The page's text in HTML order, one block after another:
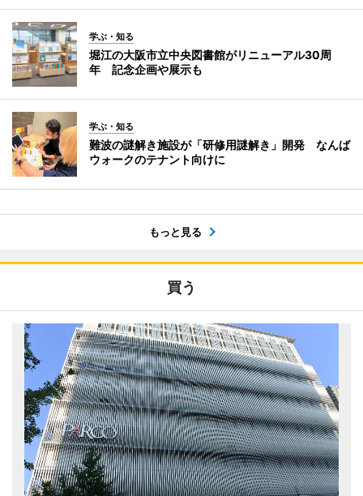
学ぶ・知る
堀江の大阪市立中央図書館がリニューアル30周
年 記念企画や展示も
学ぶ・知る
難波の謎解き施設が「研修用謎解き」開発 なんば
ウォークのテナント向けに
もっと見る
買う